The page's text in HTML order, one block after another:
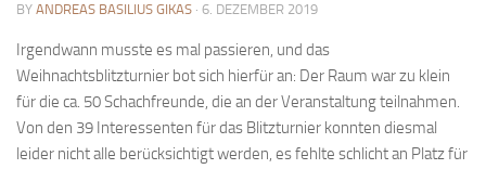
Vereinsschnellschachmeisterschaft
Blitzturnierserie
Schnellturnierserie
Bayernpokal
Sommerturnier
BY ANDREAS BASILIUS GIKAS · 6. DEZEMBER 2019
Irgendwann musste es mal passieren, und das
Weihnachtsblitzturnier bot sich hierfür an: Der Raum war zu klein
für die ca. 50 Schachfreunde, die an der Veranstaltung teilnahmen.
Von den 39 Interessenten für das Blitzturnier konnten diesmal
leider nicht alle berücksichtigt werden, es fehlte schlicht an Platz für